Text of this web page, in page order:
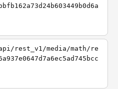
rest_v1/media/math/re